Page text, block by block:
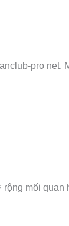
pro net.
mối quan